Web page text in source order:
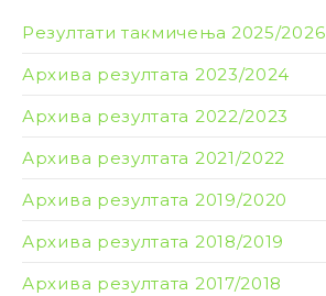
Резултати такмичења 2025/2026
Архива резултата 2023/2024
Архива резултата 2022/2023
Архива резултата 2021/2022
Архива резултата 2019/2020
Архива резултата 2018/2019
Архива резултата 2017/2018